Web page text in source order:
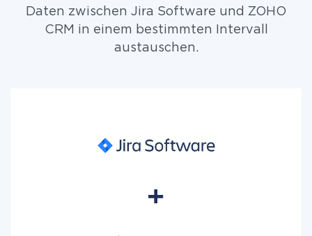
Daten zwischen Jira Software und ZOHO
CRM in einem bestimmten Intervall
austauschen.